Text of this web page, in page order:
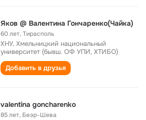
Яков @ Валентина Гончаренко(Чайка)
60 лет,Тирасполь
ХНУ, Хмельницкий национальный
университет (бывш. ОФ УПИ, ХТИБО)
Добавить в друзья
valentina goncharenko
85 лет, Беэр-Шева